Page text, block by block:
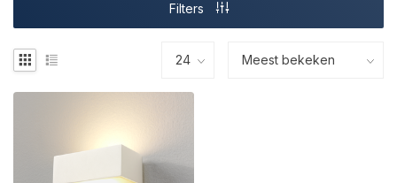
Filters